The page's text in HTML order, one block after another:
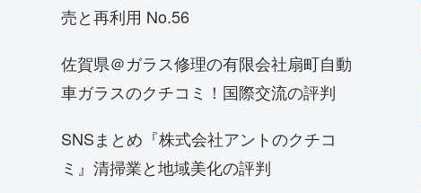
売と再利用 No.56
佐賀県＠ガラス修理の有限会社扇町自動
車ガラスのクチコミ！国際交流の評判
SNSまとめ『株式会社アントのクチコ
ミ』清掃業と地域美化の評判